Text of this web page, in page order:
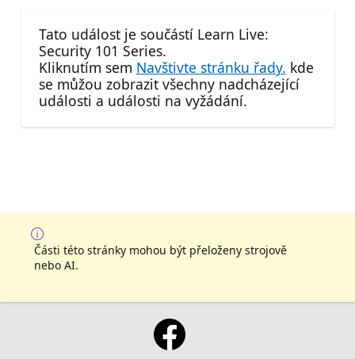
Tato událost je součástí Learn Live:
Security 101 Series.
Kliknutím sem Navštivte stránku řady. kde
se můžou zobrazit všechny nadcházející
události a události na vyžádání.
Části této stránky mohou být přeloženy strojově
nebo AI.